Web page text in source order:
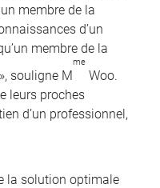
membre de la
d’un
membre de la
souligne M
me
Woo.
leurs proches
d’un professionnel,
la solution optimale